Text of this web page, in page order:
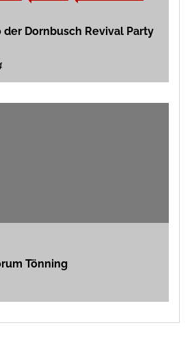
der Dornbusch Revival Party
Tönning